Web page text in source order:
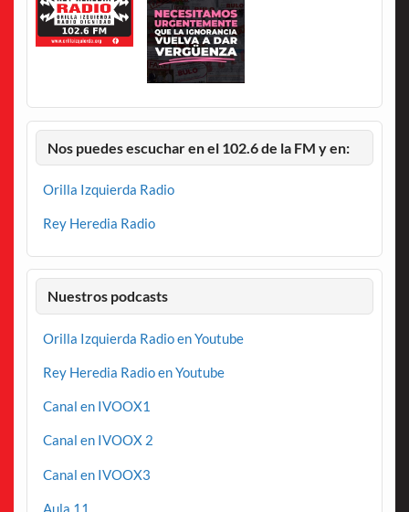
Nos puedes escuchar en el 102.6 de la FM y en:
Orilla Izquierda Radio
Rey Heredia Radio
Nuestros podcasts
Orilla Izquierda Radio en Youtube
Rey Heredia Radio en Youtube
Canal en IVOOX1
Canal en IVOOX 2
Canal en IVOOX3
Aula 11